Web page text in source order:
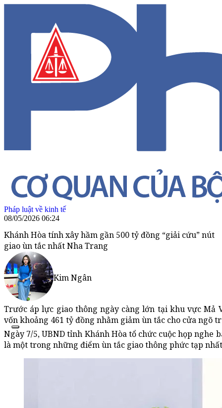
Pháp luật về kinh tế
08/05/2026 06:24
Khánh Hòa tính xây hầm gần 500 tỷ đồng “giải cứu” nút
giao ùn tắc nhất Nha Trang
Kim Ngân
Trước áp lực giao thông ngày càng lớn tại khu vực Mả
vốn khoảng 461 tỷ đồng nhằm giảm ùn tắc cho cửa ngõ
Ngày 7/5, UBND tỉnh Khánh Hòa tổ chức cuộc họp nghe
là một trong những điểm ùn tắc giao thông phức tạp